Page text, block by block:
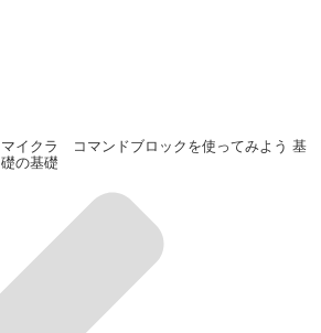
マイクラ コマンドブロックを使ってみよう 基
礎の基礎